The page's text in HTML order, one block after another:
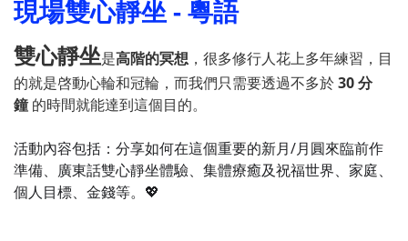
現場雙心靜坐 - 粵語
雙心靜坐是高階的冥想 ，很多修行人花上多年練習，目
的就是啓動心輪和冠輪，而我們只需要透過不多於30 分
鐘的時間就能達到這個目的。
活動內容包括：分享如何在這個重要的新月/月圓來臨前作
準備、廣東話雙心靜坐體驗、集體療癒及祝福世界、家庭、
個人目標、金錢等。💖